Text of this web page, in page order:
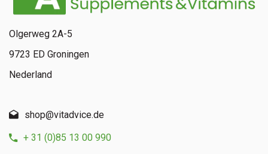
Olgerweg 2A-5
9723 ED Groningen
Nederland
shop@vitadvice.de
+ 31 (0)85 13 00 990